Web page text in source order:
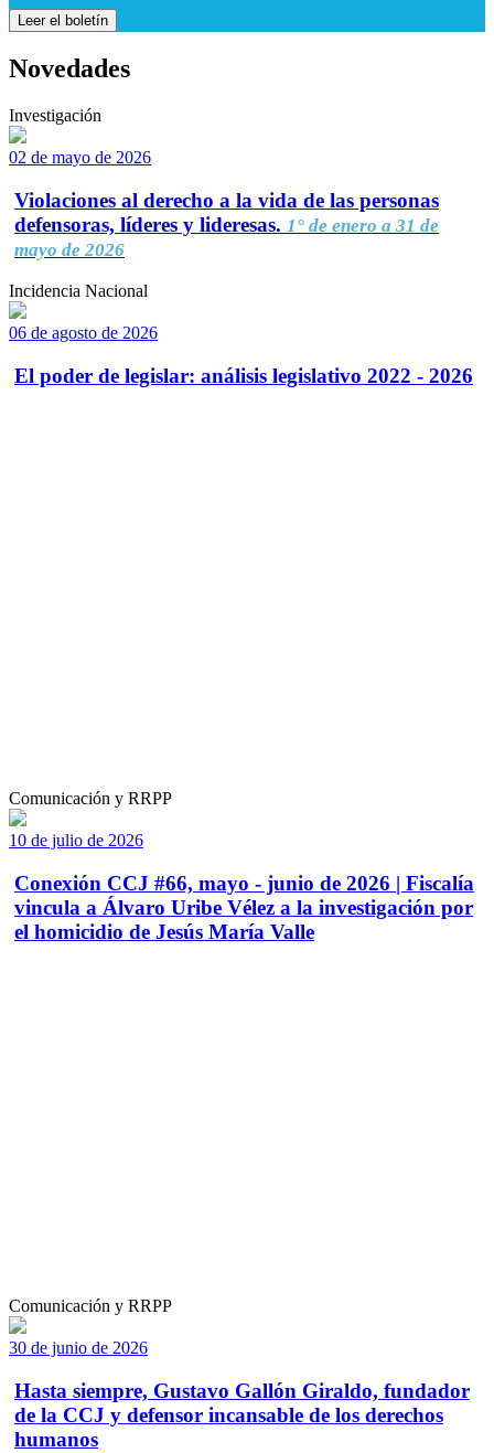
Leer el boletín
Novedades
Investigación
02 de mayo de 2026
Violaciones al derecho a la vida de las personas
defensoras, líderes y lideresas. 1° de enero a 31 de
mayo de 2026
Incidencia Nacional
06 de agosto de 2026
El poder de legislar: análisis legislativo 2022 - 2026
Comunicación y RRPP
10 de julio de 2026
Conexión CCJ #66, mayo - junio de 2026 | Fiscalía
vincula a Álvaro Uribe Vélez a la investigación por
el homicidio de Jesús María Valle
Comunicación y RRPP
30 de junio de 2026
Hasta siempre, Gustavo Gallón Giraldo, fundador
de la CCJ y defensor incansable de los derechos
humanos